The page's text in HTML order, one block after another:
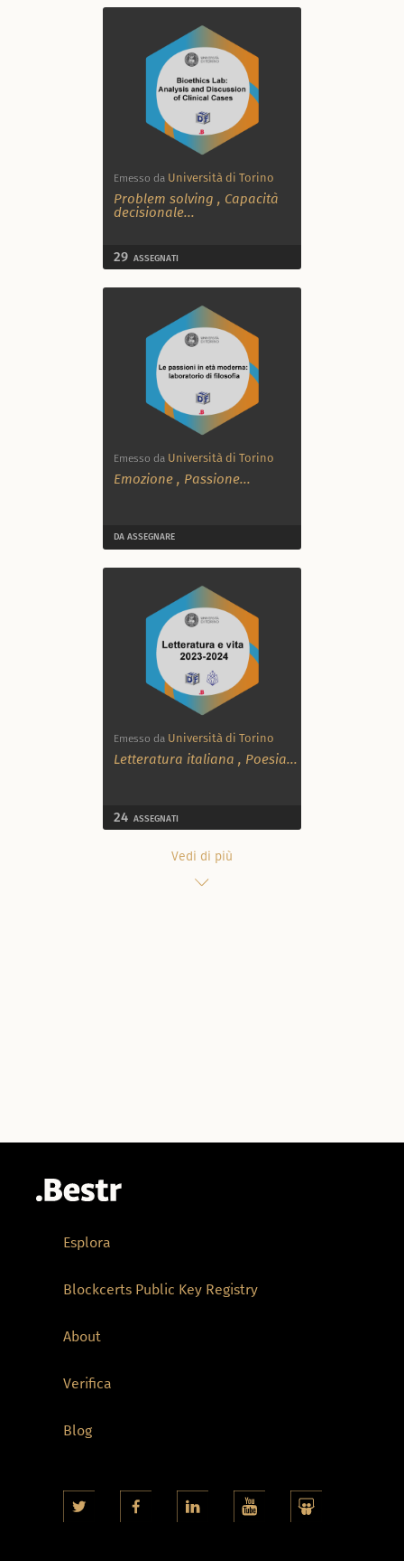
Emesso da Università di Torino
Problem solving , Capacità
decisionale...
29 ASSEGNATI
Emesso da Università di Torino
Emozione , Passione...
DA ASSEGNARE
Emesso da Università di Torino
Letteratura italiana , Poesia...
24 ASSEGNATI
Vedi di più
Esplora
Blockcerts Public Key Registry
About
Verifica
Blog